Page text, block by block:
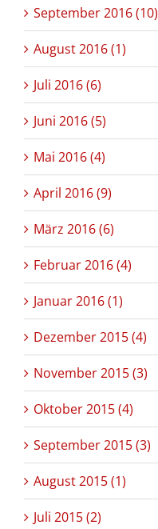
September 2016 (10)
August 2016 (1)
Juli 2016 (6)
Juni 2016 (5)
Mai 2016 (4)
April 2016 (9)
März 2016 (6)
Februar 2016 (4)
Januar 2016 (1)
Dezember 2015 (4)
November 2015 (3)
Oktober 2015 (4)
September 2015 (3)
August 2015 (1)
Juli 2015 (2)